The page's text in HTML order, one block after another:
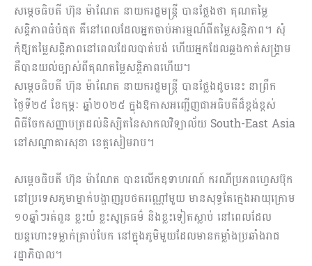
សម្តេចធិបតី ហ៊ុន ម៉ាណែត នាយករដ្ឋមន្ត្រី បានថ្លែងថា គុណតម្លៃ
សន្តិភាពធំបំផុត គឺនៅពេលដែលអ្នកចាប់អារម្មណ៍ពីតម្លៃសន្តិភាព។ សុំ
កុំឱ្យតម្លៃសន្តិភាពនៅពេលដែលបាត់បង់ ហើយអ្នកដែលឆ្លងកាត់សង្គ្រាម
គឺបានយល់ច្បាស់ពីគុណតម្លៃសន្តិភាពហើយ។
សម្តេចធិបតី ហ៊ុន ម៉ាណែត នាយករដ្ឋមន្ត្រី បានថ្លែងដូចនេះ នាព្រឹក
ថ្ងៃទី២៥ ខែកុម្ភៈ ឆ្នាំ២០២៥ ក្នុងឱកាសអញ្ជើញជាអធិបតីដ៏ខ្ពង់ខ្ពស់
ពិធីចែកសញ្ញាបត្រដល់និស្សិតនៃសាកលវិទ្យាល័យ South-East Asia
នៅសណ្ឋាគារសុខា ខេត្តសៀមរាប។
សម្តេចធិបតី ហ៊ុន ម៉ាណែត បានលើកឧទាហរណ៍ ករណីប្រភពហ្វេសប៊ុក
នៅប្រទេសភូមាម្នាក់បង្ហាញរូបថតរណ្ណៅមួយ មានសុទ្ធតែក្មេងអាយុក្រោម
១០ឆ្នាំៗរត់ពួន ខ្លះយំ ខ្លះសូត្រធម៌ និងខ្លះទៀតស្លាប់ នៅពេលដែល
យន្តហោះទម្លាក់គ្រាប់បែក នៅក្នុងភូមិមួយដែលមានកម្លាំងប្រឆាំងរាជ
រដ្ឋាភិបាល។